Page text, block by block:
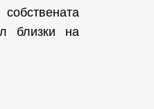
близки на